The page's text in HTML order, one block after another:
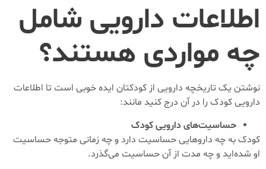
اطلاعات دارویی شامل
چه مواردی هستند؟
نوشتن یک تاریخچه دارویی از کودکتان ایده خوبی است تا اطلاعات
دارویی کودک را در آن درج کنید مانند:
حساسیت‌های دارویی کودک
کودک به چه دارو‌هایی حساسیت دارد و چه زمانی متوجه حساسیت
او شده‌اید و چه مدت از آن حساسیت می‌گذرد.